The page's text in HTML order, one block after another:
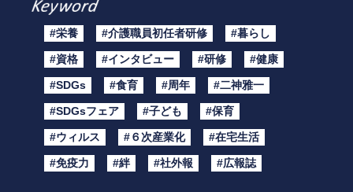
#栄養 #介護職員初任者研修 #暮らし
#資格 #インタビュー #研修 #健康
#SDGs #食育 #周年 #二神雅一
#SDGsフェア #子ども #保育
#ウィルス #６次産業化 #在宅生活
#免疫力 #絆 #社外報 #広報誌